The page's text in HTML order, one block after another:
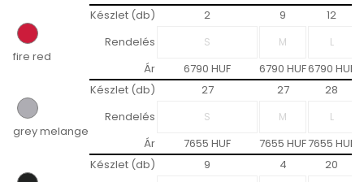
fire red
Készlet (db) 2 9
12
Rendelés
Ár
6790 HUF 6790 HUF6790 HUF
grey melange
Készlet (db) 27 27
28
Rendelés
Ár
7655 HUF 7655 HUF7655 HUF
Készlet (db) 9 4
20